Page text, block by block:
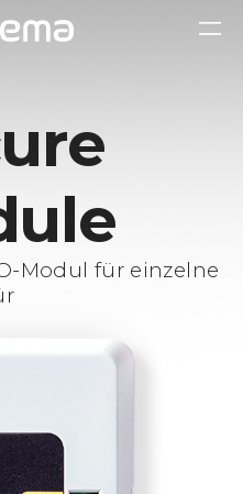
Modul für einzelne